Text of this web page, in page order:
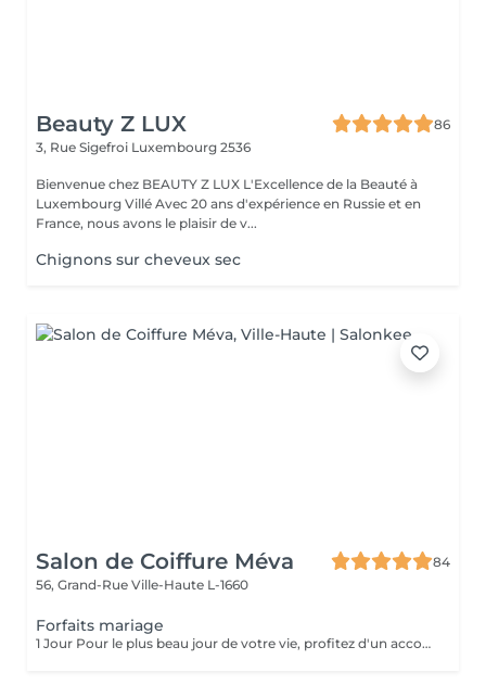
Beauty Z LUX
86
3, Rue Sigefroi Luxembourg 2536
Bienvenue chez BEAUTY Z LUX L'Excellence de la Beauté à
Luxembourg Villé Avec 20 ans d'expérience en Russie et en
France, nous avons le plaisir de v...
Chignons sur cheveux sec
Salon de Coiffure Méva
84
56, Grand-Rue Ville-Haute L-1660
Forfaits mariage
1 Jour Pour le plus beau jour de votre vie, profitez d'un accompagnement sur-mesure. Notre forfait mariage comprend un essai coiffure afin de définir le style parfait, en harmonie avec votre robe et votre personnalité. Le jour J, nous réalisons une coiffure élégante et durable chignon raffiné, coiffure bohème, attaches romantiques ou brushing sophistiqué pour vous sublimer jusqu'au bout de la nuit. Sérénité, expertise et mise en beauté d'exception pour un moment inoubliable.